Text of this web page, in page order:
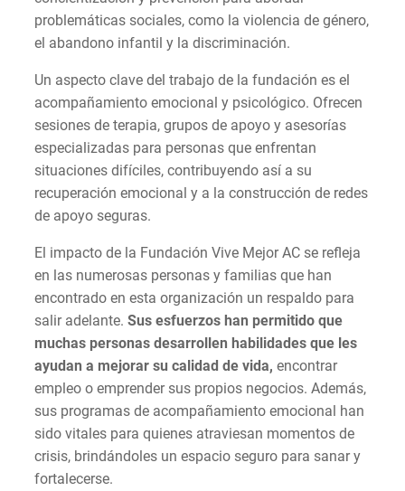
problemáticas sociales, como la violencia de género,
el abandono infantil y la discriminación.
Un aspecto clave del trabajo de la fundación es el
acompañamiento emocional y psicológico. Ofrecen
sesiones de terapia, grupos de apoyo y asesorías
especializadas para personas que enfrentan
situaciones difíciles, contribuyendo así a su
recuperación emocional y a la construcción de redes
de apoyo seguras.
El impacto de la Fundación Vive Mejor AC se refleja
en las numerosas personas y familias que han
encontrado en esta organización un respaldo para
salir adelante. Sus esfuerzos han permitido que
muchas personas desarrollen habilidades que les
ayudan a mejorar su calidad de vida, encontrar
empleo o emprender sus propios negocios. Además,
sus programas de acompañamiento emocional han
sido vitales para quienes atraviesan momentos de
crisis, brindándoles un espacio seguro para sanar y
fortalecerse.